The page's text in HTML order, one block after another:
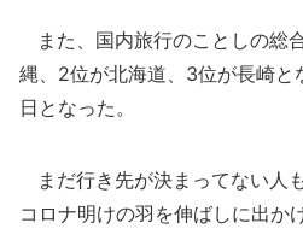
また、国内旅行のことしの総
縄、2位が北海道、3位が長崎
日となった。
まだ行き先が決まってない人
コロナ明けの羽を伸ばしに出か